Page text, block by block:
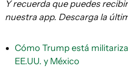
Y recuerda que puedes
nuestra app. Descarga la
Cómo Trump está
EE.UU. y México